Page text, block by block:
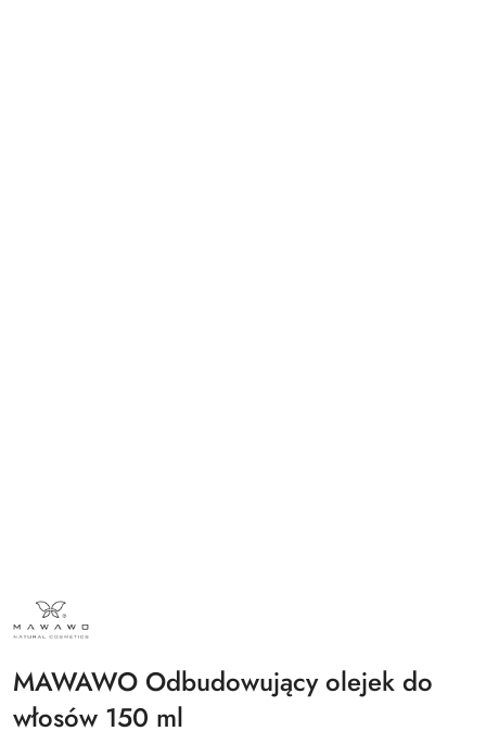
NAZWA
PRODUCENTA:
MAWAWO
MAWAWO Odbudowujący olejek do
włosów 150 ml